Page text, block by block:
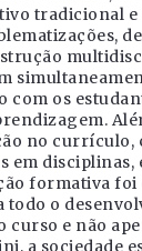
tradicional e
os
no currículo,
em disciplinas,
formativa foi
todo o
curso e não
a sociedade